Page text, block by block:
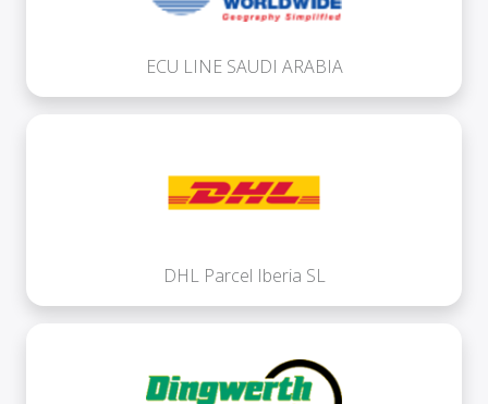
ECU LINE SAUDI ARABIA
DHL Parcel Iberia SL